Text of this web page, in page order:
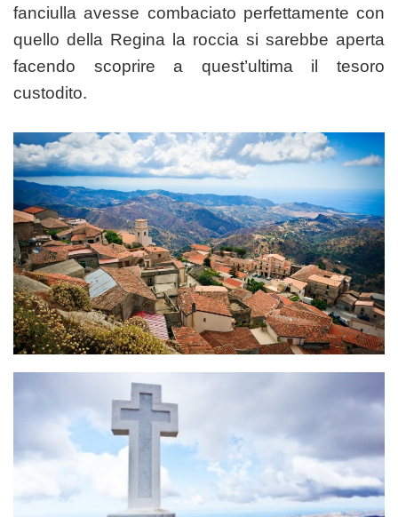
fanciulla avesse combaciato perfettamente con
quello della Regina la roccia si sarebbe aperta
facendo scoprire a quest’ultima il tesoro
custodito.